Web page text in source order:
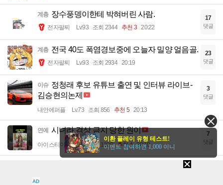
계층 장수풍뎅이한테 박혀버린 사람.
전자팔찌 Lv.93 조회 2344 추천 3 20:22
17
댓글
계층 전국 40도 폭염경보중에 오늘자 밀양 얼음골.
전자팔찌 Lv.93 조회 2934 20:19
23
댓글
이슈 정청래 후보 유튜브 출연 및 인터뷰 라이브-
김승현의논제
내안에퍼플 Lv.73 조회 856 추천 5 20:13
3
댓글
연예 시녀라 겸상 금지 당한 원이
아이스티이 Lv.32 조회 1320 추천 4 20:10
7
댓글
소중한바램
AD
이환 플레이 유형 테스트!
이벤트 참여하면 1,000 이니